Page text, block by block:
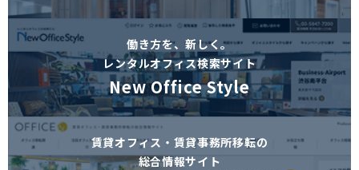
働き方を、新しく。
レンタルオフィス検索サイト
New Office Style
賃貸オフィス・賃貸事務所移転の
総合情報サイト